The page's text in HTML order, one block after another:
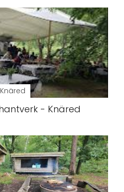
Knäred
- Knäred